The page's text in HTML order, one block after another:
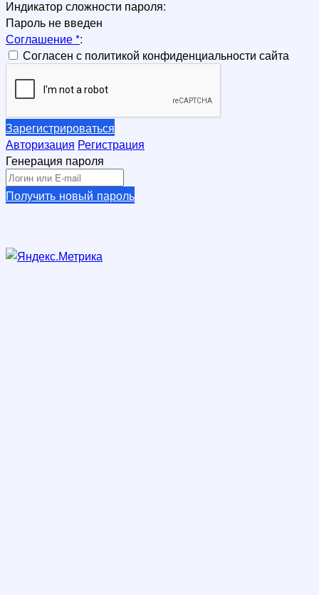
Индикатор сложности пароля:
Пароль не введен
Соглашение*:
Согласен с политикой конфиденциальности сайта
Зарегистрироваться
Авторизация Регистрация
Генерация пароля
Получить новый пароль